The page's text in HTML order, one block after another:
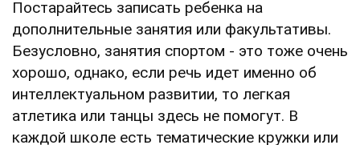
Постарайтесь записать ребенка на
дополнительные занятия или факультативы.
Безусловно, занятия спортом - это тоже очень
хорошо, однако, если речь идет именно об
интеллектуальном развитии, то легкая
атлетика или танцы здесь не помогут. В
каждой школе есть тематические кружки или